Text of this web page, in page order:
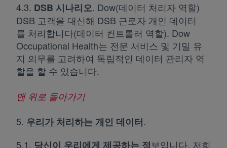
4.3. DSB 시나리오. Dow(데이터 처리자 역할)
DSB 고객을 대신해 DSB 근로자 개인 데이터
를 처리합니다(데이터 컨트롤러 역할). Dow
Occupational Health는 전문 서비스 및 기밀 유
지 의무를 고려하여 독립적인 데이터 관리자 역
할을 할 수 있습니다.
맨 위로 돌아가기
5. 우리가 처리하는 개인 데이터.
5.1. 당신이 우리에게 제공하는 정보입니다. 저희